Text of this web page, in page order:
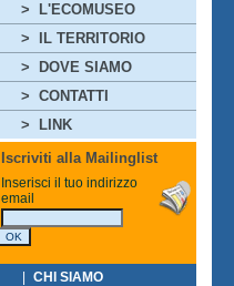
>
L'ECOMUSEO
>
IL TERRITORIO
>
DOVE SIAMO
> CONTATTI
>
LINK
Iscriviti alla Mailinglist
Inserisci il tuo indirizzo
email
CHI SIAMO